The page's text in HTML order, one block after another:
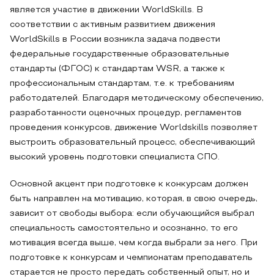
является участие в движении WorldSkills. В
соответствии с активным развитием движения
WorldSkills в России возникла задача подвести
федеральные государственные образовательные
стандарты (ФГОС) к стандартам WSR, а также к
профессиональным стандартам, т.е. к требованиям
работодателей. Благодаря методическому обеспечению,
разработанности оценочных процедур, регламентов
проведения конкурсов, движение Worldskills позволяет
выстроить образовательный процесс, обеспечивающий
высокий уровень подготовки специалиста СПО.
Основной акцент при подготовке к конкурсам должен
быть направлен на мотивацию, которая, в свою очередь,
зависит от свободы выбора: если обучающийся выбрал
специальность самостоятельно и осознанно, то его
мотивация всегда выше, чем когда выбрали за него. При
подготовке к конкурсам и чемпионатам преподаватель
старается не просто передать собственный опыт, но и